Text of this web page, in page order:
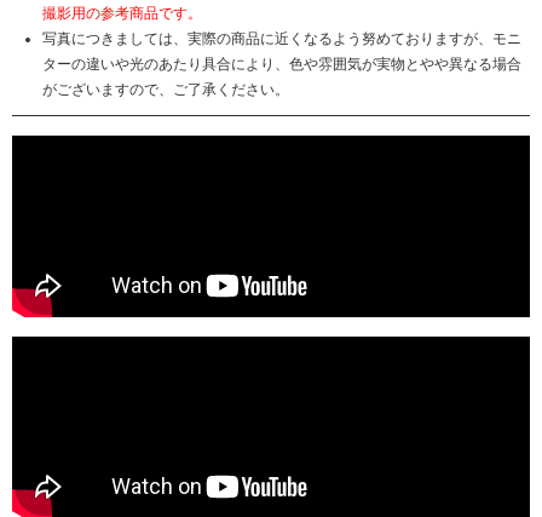
撮影用の参考商品です。
写真につきましては、実際の商品に近くなるよう努めておりますが、モニ
ターの違いや光のあたり具合により、色や雰囲気が実物とやや異なる場合
がございますので、ご了承ください。